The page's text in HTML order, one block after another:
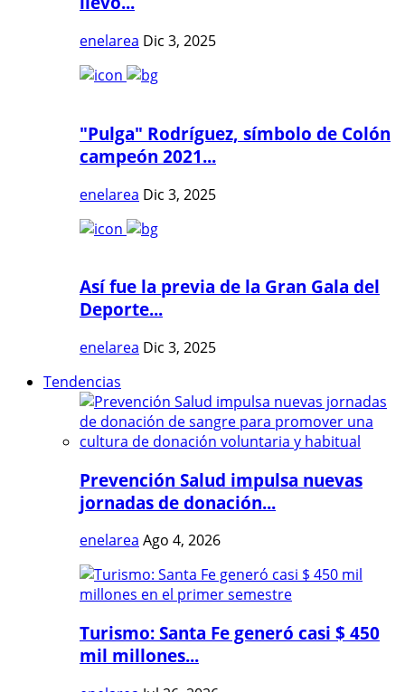
enelarea Dic 3, 2025
"Pulga" Rodríguez, símbolo de Colón
campeón 2021...
enelarea Dic 3, 2025
Así fue la previa de la Gran Gala del
Deporte...
enelarea Dic 3, 2025
Tendencias
Prevención Salud impulsa nuevas
jornadas de donación...
enelarea Ago 4, 2026
Turismo: Santa Fe generó casi $ 450
mil millones...